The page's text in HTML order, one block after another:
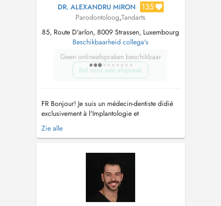
DR. ALEXANDRU MIRON 135
Parodontoloog,Tandarts
85, Route D'arlon, 8009 Strassen, Luxembourg
Beschikbaarheid collega's
Geen onlineafspraken beschikbaar
Bel voor een afspraak
FR Bonjour! Je suis un médecin-dentiste didié
exclusivement à l'Implantologie et
Parodontologie complexes et Réhabilitation
Orale Esthétique. Dans le but de fournir un
toujours essayé, au fil des ans, de suivre
l'évolution des techniques et des t...
Zie alle